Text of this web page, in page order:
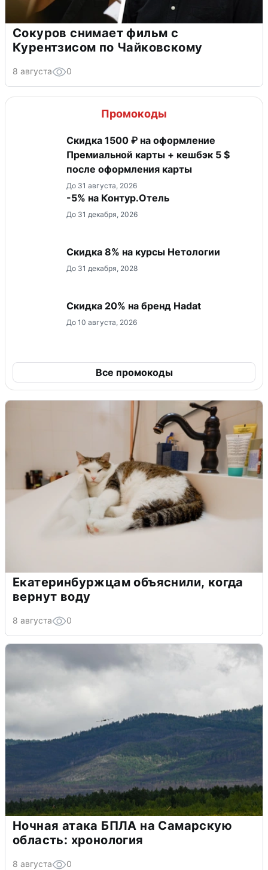
Сокуров снимает фильм с
Курентзисом по Чайковскому
8 августа 0
Промокоды
Скидка 1500 ₽ на оформление
Премиальной карты + кешбэк 5 $
после оформления карты
До 31 августа, 2026
-5% на Контур.Отель
До 31 декабря, 2026
Скидка 8% на курсы Нетологии
До 31 декабря, 2028
Скидка 20% на бренд Hadat
До 10 августа, 2026
Все промокоды
Екатеринбуржцам объяснили, когда
вернут воду
8 августа 0
Ночная атака БПЛА на Самарскую
область: хронология
8 августа 0